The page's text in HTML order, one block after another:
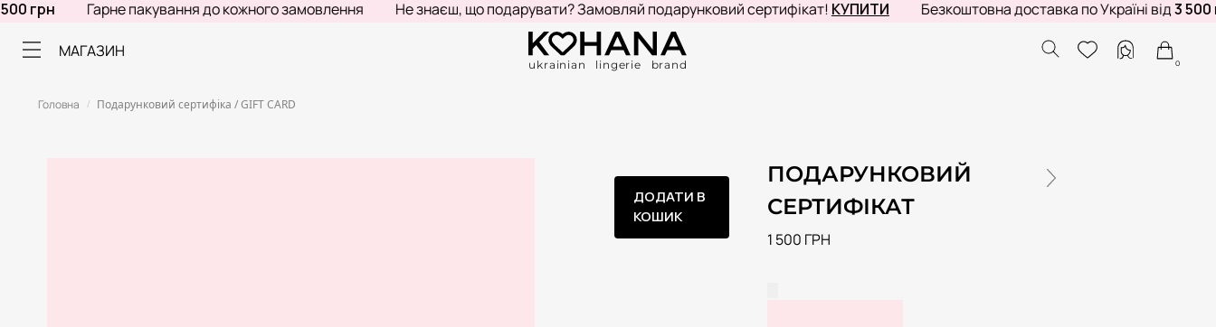
Гарне пакування до кожного замовлення Не знаєш, що подарувати? Замовляй подарунковий сертифікат!КУПИТИ Безкоштовна доставка по Україні від3 500 грн
МАГАЗИН
ukrainian lingerie brand 0
Головна / Подарунковий сертифіка / GIFT CARD
ДОДАТИ В
КОШИК
ПОДАРУНКОВИЙ
СЕРТИФІКАТ
1 500 ГРН